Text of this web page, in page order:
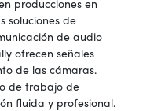
producciones en
soluciones de
de audio
ofrecen señales
de las cámaras.
de trabajo de
fluida y profesional.